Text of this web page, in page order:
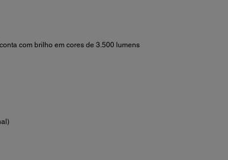
com brilho em cores de 3.500 lumens